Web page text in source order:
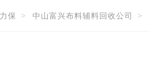
保 > 中山富兴布料辅料回收公司 >